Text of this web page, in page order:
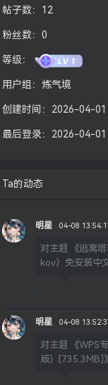
帖子数： 12
粉丝数： 0
等级：
用户组： 炼气境
创建时间： 2026-04-01
最后登录： 2026-04-01
Ta的动态
明星 04-08
对主题
《逃离
kov）免安装中
明星 04-08
对主题
《WPS
版）[735.3MB]